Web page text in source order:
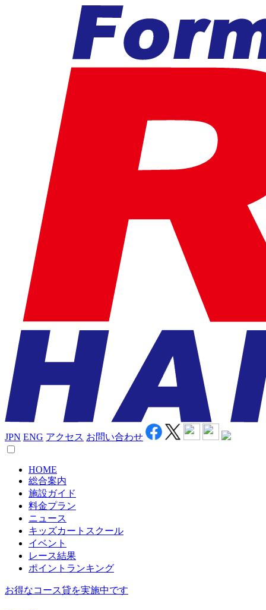
JPN ENG アクセス お問い合わせ
HOME
総合案内
施設ガイド
料金プラン
ニュース
キッズカートスクール
イベント
レース結果
ポイントランキング
お得なコース貸を実施中です